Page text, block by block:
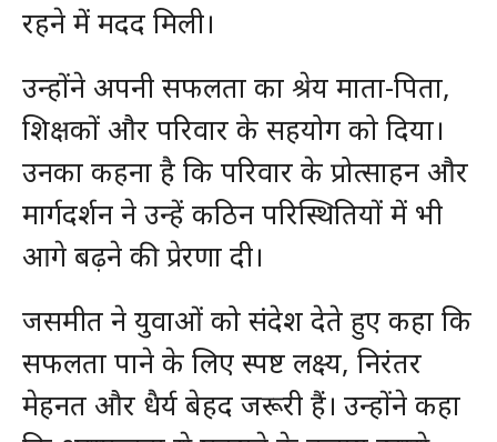
रहने में मदद मिली।
उन्होंने अपनी सफलता का श्रेय माता-पिता,
शिक्षकों और परिवार के सहयोग को दिया।
उनका कहना है कि परिवार के प्रोत्साहन और
मार्गदर्शन ने उन्हें कठिन परिस्थितियों में भी
आगे बढ़ने की प्रेरणा दी।
जसमीत ने युवाओं को संदेश देते हुए कहा कि
सफलता पाने के लिए स्पष्ट लक्ष्य, निरंतर
मेहनत और धैर्य बेहद जरूरी हैं। उन्होंने कहा